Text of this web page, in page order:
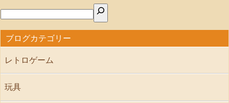
ブログカテゴリー
レトロゲーム
玩具